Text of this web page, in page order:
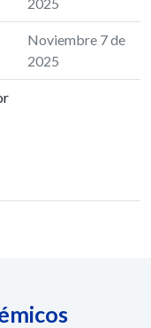
Noviembre 7 de
2025